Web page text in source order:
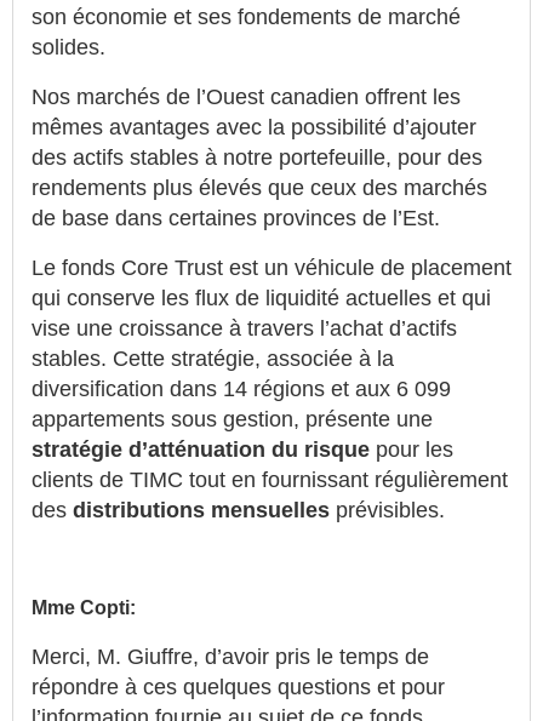
son économie et ses fondements de marché
solides.
Nos marchés de l’Ouest canadien offrent les
mêmes avantages avec la possibilité d’ajouter
des actifs stables à notre portefeuille, pour des
rendements plus élevés que ceux des marchés
de base dans certaines provinces de l’Est.
Le fonds Core Trust est un véhicule de placement
qui conserve les flux de liquidité actuelles et qui
vise une croissance à travers l’achat d’actifs
stables. Cette stratégie, associée à la
diversification dans 14 régions et aux 6 099
appartements sous gestion, présente une
stratégie d’atténuation du risque pour les
clients de TIMC tout en fournissant régulièrement
des distributions mensuelles prévisibles.
Mme Copti:
Merci, M. Giuffre, d’avoir pris le temps de
répondre à ces quelques questions et pour